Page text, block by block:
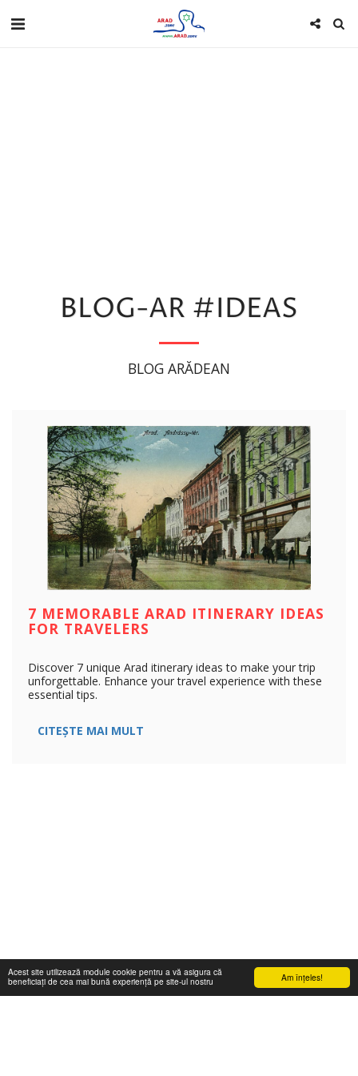
Am înţeles!
Acest site utilizează module cookie pentru a vă asigura că
beneficiați de cea mai bună experiență pe site-ul nostru
BLOG-AR #IDEAS
BLOG ARĂDEAN
7 MEMORABLE ARAD ITINERARY IDEAS
FOR TRAVELERS
Discover 7 unique Arad itinerary ideas to make your trip
unforgettable. Enhance your travel experience with these
essential tips.
CITEȘTE MAI MULT